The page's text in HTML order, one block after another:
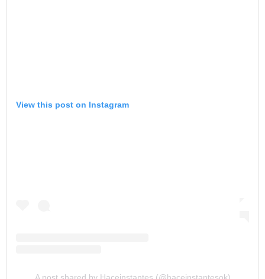
View this post on Instagram
A post shared by Haceinstantes (@haceinstantesok)